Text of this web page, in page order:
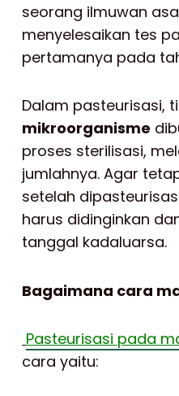
seorang ilmuwan
menyelesaikan tes
pertamanya pada
Dalam pasteurisasi,
mikroorganisme
proses sterilisasi,
jumlahnya. Agar
setelah
harus didinginkan
tanggal kadaluarsa.
Bagaimana cara
Pasteurisasi pada
cara yaitu: